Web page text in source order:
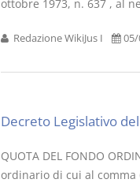
ottobre 1973, n. 637 , al
Redazione WikiJus I
Decreto Legislativo
QUOTA DEL FONDO
ordinario di cui al comma